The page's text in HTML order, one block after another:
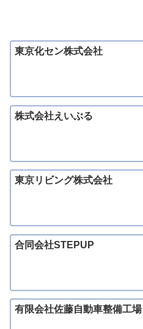
東京化セン株式会社
株式会社えいぶる
東京リビング株式会社
合同会社STEPUP
有限会社佐藤自動車整備工場